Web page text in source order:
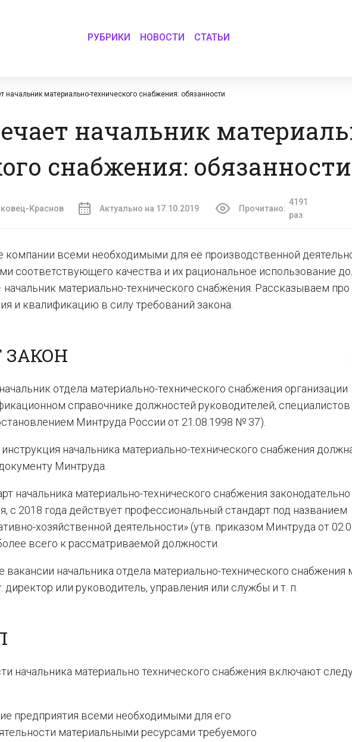
РУБРИКИ НОВОСТИ СТАТЬИ
начальник материально-технического снабжения: обязанности
начальник
снабжения: обязанности
Краснов Актуально на 17.10.2019 Прочитано:
4191
раз
компании всеми необходимыми для её производственной
соответствующего качества и их рациональное использование
материально-технического снабжения. Рассказываем про
и квалификацию в силу требований закона.
ЗАКОН
отдела материально-технического снабжения организации
справочнике должностей руководителей, специалистов
Минтруда России от 21.08.1998 № 37).
начальника материально-технического снабжения
Минтруда.
начальника материально-технического снабжения законодательно
с 2018 года действует профессиональный стандарт под названием
хозяйственной деятельности» (утв. приказом Минтруда от
всего к рассматриваемой должности.
вакансии начальника отдела материально-технического снабжения
или руководитель, управления или службы и т. п.
начальника материально технического снабжения включают
предприятия всеми необходимыми для его
материальными ресурсами требуемого